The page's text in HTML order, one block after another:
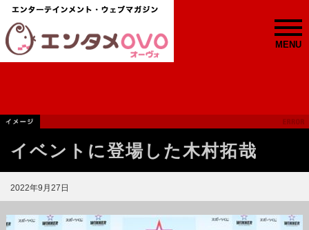
MENU
イベントに登場した木村拓哉
2022年9月27日